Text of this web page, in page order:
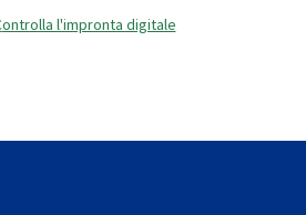
Controlla l'impronta digitale